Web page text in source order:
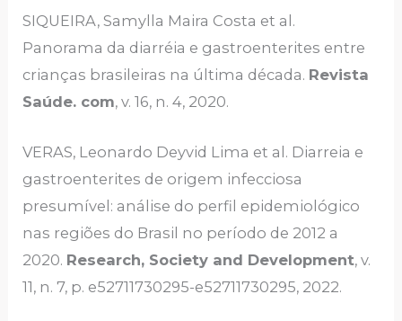
SIQUEIRA, Samylla Maira Costa et al.
Panorama da diarréia e gastroenterites entre
crianças brasileiras na última década. Revista
Saúde. com, v. 16, n. 4, 2020.
VERAS, Leonardo Deyvid Lima et al. Diarreia e
gastroenterites de origem infecciosa
presumível: análise do perfil epidemiológico
nas regiões do Brasil no período de 2012 a
2020. Research, Society and Development, v.
11, n. 7, p. e52711730295-e52711730295, 2022.